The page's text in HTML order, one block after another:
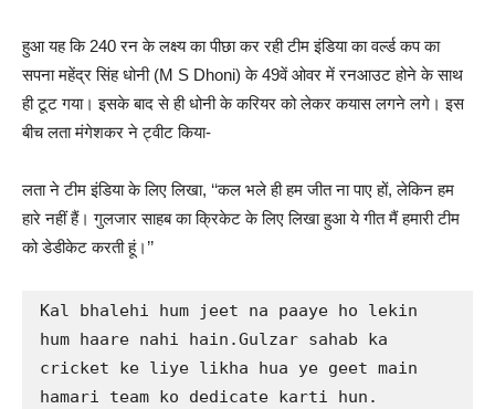
हुआ यह कि 240 रन के लक्ष्य का पीछा कर रही टीम इंडिया का वर्ल्ड कप का
सपना महेंद्र सिंह धोनी (M S Dhoni) के 49वें ओवर में रनआउट होने के साथ
ही टूट गया। इसके बाद से ही धोनी के करियर को लेकर कयास लगने लगे। इस
बीच लता मंगेशकर ने ट्वीट किया-
लता ने टीम इंडिया के लिए लिखा, ‘‘कल भले ही हम जीत ना पाए हों, लेकिन हम
हारे नहीं हैं। गुलजार साहब का क्रिकेट के लिए लिखा हुआ ये गीत मैं हमारी टीम
को डेडीकेट करती हूं।’’
Kal bhalehi hum jeet na paaye ho lekin
hum haare nahi hain.Gulzar sahab ka
cricket ke liye likha hua ye geet main
hamari team ko dedicate karti hun.